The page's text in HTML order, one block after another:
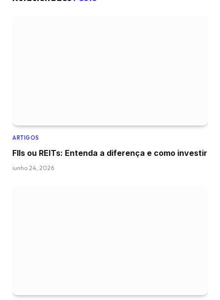
ARTIGOS
FIIs ou REITs: Entenda a diferença e como investir
junho 24, 2026